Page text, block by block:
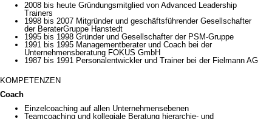
2008 bis heute Gründungsmitglied von Advanced Leadership
Trainers
1998 bis 2007 Mitgründer und geschäftsführender Gesellschafter
der BeraterGruppe Hanstedt
1995 bis 1998 Gründer und Gesellschafter der PSM-Gruppe
1991 bis 1995 Managementberater und Coach bei der
Unternehmensberatung FOKUS GmbH
1987 bis 1991 Personalentwickler und Trainer bei der Fielmann AG
KOMPETENZEN
Coach
Einzelcoaching auf allen Unternehmensebenen
Teamcoaching und kollegiale Beratung hierarchie- und